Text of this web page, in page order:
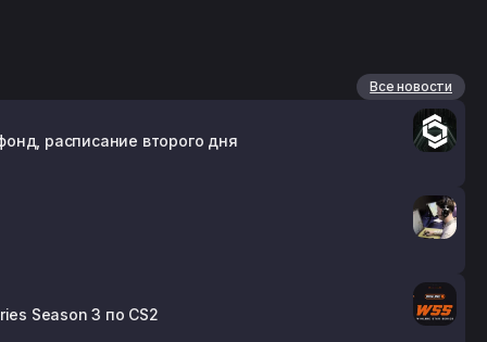
Все новости
расписание второго дня
Season 3 по CS2